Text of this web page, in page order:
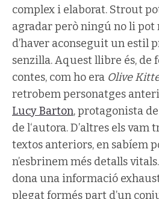
complex i elaborat. Strout
agradar però ningú no li
d’haver aconseguit un estil
senzilla. Aquest llibre és, de
contes, com ho era Olive
retrobem personatges
Lucy Barton, protagonista
de l‘autora. D’altres els vam
textos anteriors, en sabíem
n’esbrinem més detalls
dona una informació
plegat formés part d’un